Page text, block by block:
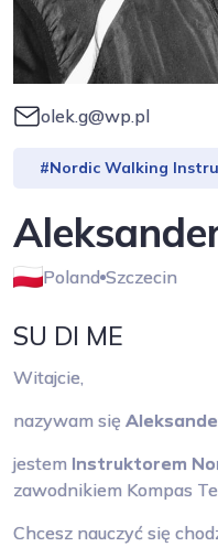
olek.g@wp.pl
#Nordic Walking
Poland Szczecin
SU DI ME
Witajcie,
nazywam się
jestem Instruktorem
zawodnikiem Kompas
Chcesz nauczyć się